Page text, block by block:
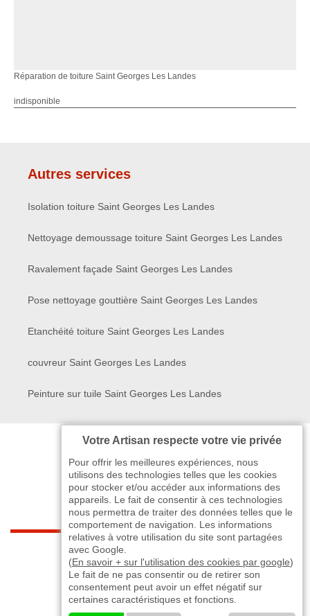
Réparation de toiture Saint Georges Les Landes
indisponible
Autres services
Isolation toiture Saint Georges Les Landes
Nettoyage demoussage toiture Saint Georges Les Landes
Ravalement façade Saint Georges Les Landes
Pose nettoyage gouttière Saint Georges Les Landes
Etanchéité toiture Saint Georges Les Landes
couvreur Saint Georges Les Landes
Peinture sur tuile Saint Georges Les Landes
indisponible - indisponible>
Votre Artisan respecte votre vie privée
Pour offrir les meilleures expériences, nous
utilisons des technologies telles que les cookies
pour stocker et/ou accéder aux informations des
appareils. Le fait de consentir à ces technologies
nous permettra de traiter des données telles que le
comportement de navigation. Les informations
relatives à votre utilisation du site sont partagées
avec Google.
(En savoir + sur l'utilisation des cookies par google)
Le fait de ne pas consentir ou de retirer son
consentement peut avoir un effet négatif sur
certaines caractéristiques et fonctions.